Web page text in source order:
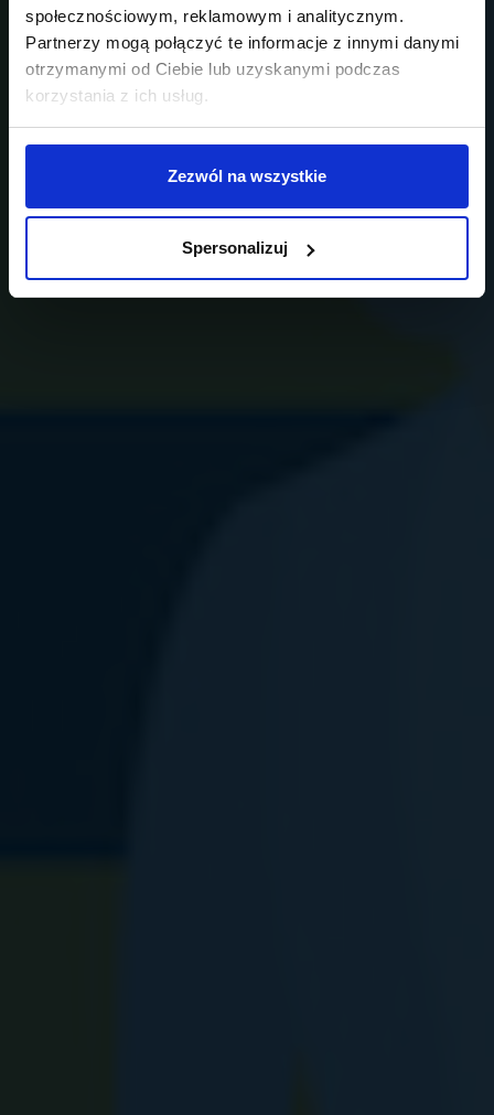
społecznościowym, reklamowym i analitycznym.
Partnerzy mogą połączyć te informacje z innymi danymi
otrzymanymi od Ciebie lub uzyskanymi podczas
korzystania z ich usług.
Zezwól na wszystkie
Spersonalizuj